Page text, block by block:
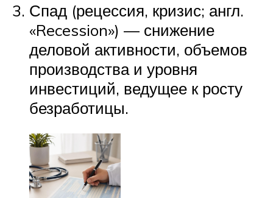
Спад (рецессия, кризис; англ.
«Recession») — снижение
деловой активности, объемов
производства и уровня
инвестиций, ведущее к росту
безработицы.